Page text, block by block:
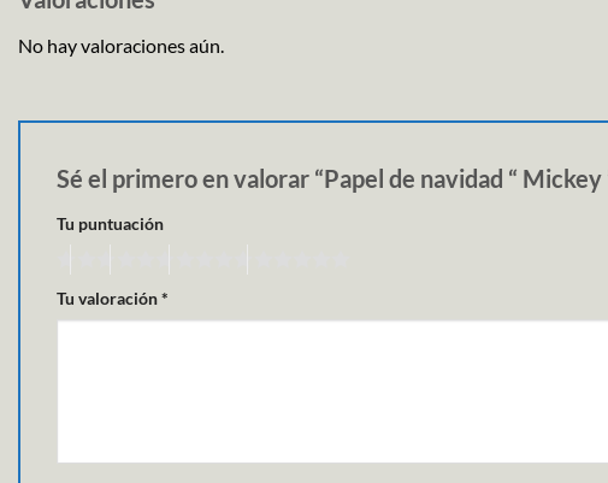
No hay valoraciones aún.
Sé el primero en valorar “Papel de navidad “ Mickey
Tu puntuación
Tu valoración*